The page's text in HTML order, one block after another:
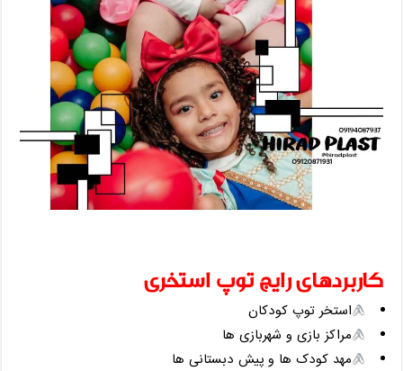
کاربردهای رایج توپ استخری
استخر توپ کودکان
مراکز بازی و شهربازی ‌ها
مهد کودک‌ ها و پیش‌ دبستانی ‌ها